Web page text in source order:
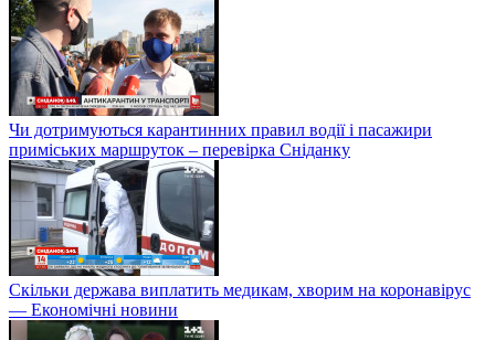
Чи дотримуються карантинних правил водії і пасажири
приміських маршруток – перевірка Сніданку
Скільки держава виплатить медикам, хворим на коронавірус
— Економічні новини